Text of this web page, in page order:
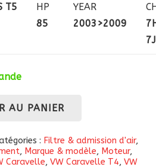
T5
HP
85
YEAR
2003>2009
7J
AU PANIER
: Filtre & admission d'air,
, Marque & modèle, Moteur,
Caravelle, VW Caravelle T4, VW